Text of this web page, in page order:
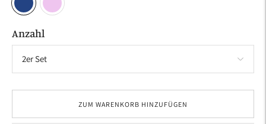
Anzahl
ZUM WARENKORB HINZUFÜGEN